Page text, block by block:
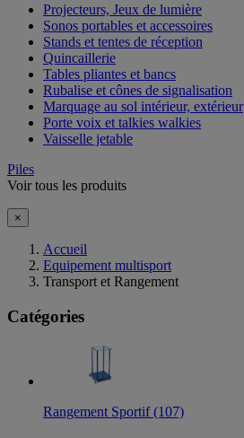
Projecteurs, Jeux de lumière
Sonos portables et accessoires
Stands et tentes de réception
Quincaillerie
Tables pliantes et bancs
Rubalise et cônes de signalisation
Marquage au sol intérieur, extérieur
Porte voix et talkies walkies
Vaisselle jetable
Piles
Voir tous les produits
×
Accueil
Equipement multisport
Transport et Rangement
Catégories
Rangement Sportif (107)